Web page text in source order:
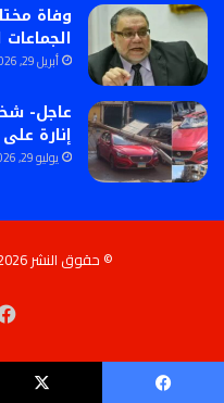
وفاة
أبريل 29, 2026
عاجل-
إنارة
يوليو 29, 2026
© حقوق النشر 2026، جميع الحقوق محفوظة